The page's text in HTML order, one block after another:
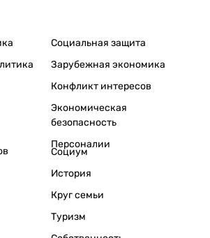
Социальная защита
Зарубежная экономика
Конфликт интересов
Экономическая
безопасность
Персоналии
Социум
История
Круг семьи
Туризм